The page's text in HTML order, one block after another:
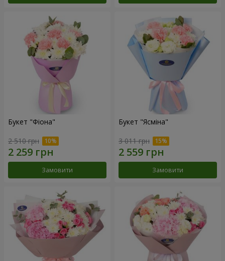
Букет "Фіона"
2 510 грн
Замовити
Букет "Ясміна"
3 011 грн
Замовити